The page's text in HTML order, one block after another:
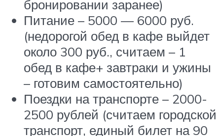
бронировании заранее)
Питание – 5000 — 6000 руб.
(недорогой обед в кафе выйдет
около 300 руб., считаем – 1
обед в кафе+ завтраки и ужины
– готовим самостоятельно)
Поездки на транспорте – 2000-
2500 рублей (считаем городской
транспорт, единый билет на 90